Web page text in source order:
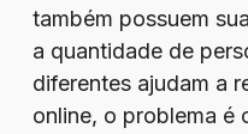
também possuem
a quantidade de
diferentes ajudam a
online, o problema é